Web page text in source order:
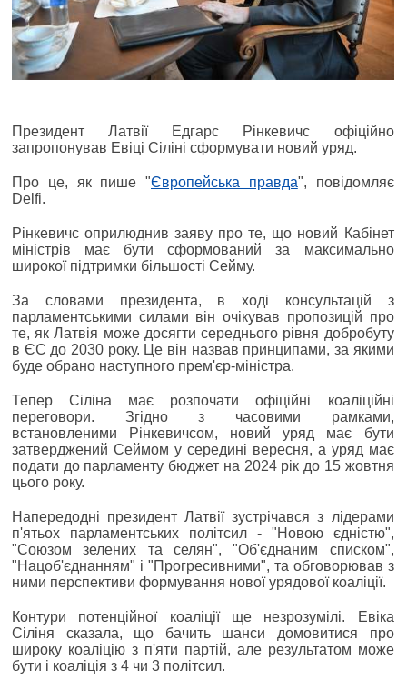
Президент Латвії Едгарс Рінкевичс офіційно
запропонував Евіці Сіліні сформувати новий уряд.
Про це, як пише "Європейська правда", повідомляє
Delfi.
Рінкевичс оприлюднив заяву про те, що новий Кабінет
міністрів має бути сформований за максимально
широкої підтримки більшості Сейму.
За словами президента, в ході консультацій з
парламентськими силами він очікував пропозицій про
те, як Латвія може досягти середнього рівня добробуту
в ЄС до 2030 року. Це він назвав принципами, за якими
буде обрано наступного прем'єр-міністра.
Тепер Сіліна має розпочати офіційні коаліційні
переговори. Згідно з часовими рамками,
встановленими Рінкевичсом, новий уряд має бути
затверджений Сеймом у середині вересня, а уряд має
подати до парламенту бюджет на 2024 рік до 15 жовтня
цього року.
Напередодні президент Латвії зустрічався з лідерами
п'ятьох парламентських політсил - "Новою єдністю",
"Союзом зелених та селян", "Об'єднаним списком",
"Нацоб'єднанням" і "Прогресивними", та обговорював з
ними перспективи формування нової урядової коаліції.
Контури потенційної коаліції ще незрозумілі. Евіка
Сіліня сказала, що бачить шанси домовитися про
широку коаліцію з п'яти партій, але результатом може
бути і коаліція з 4 чи 3 політсил.